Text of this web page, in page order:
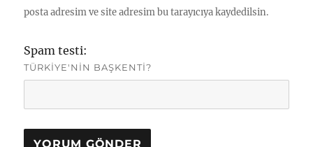
posta adresim ve site adresim bu tarayıcıya kaydedilsin.
Spam testi:
TÜRKIYE'NIN BAŞKENTI?